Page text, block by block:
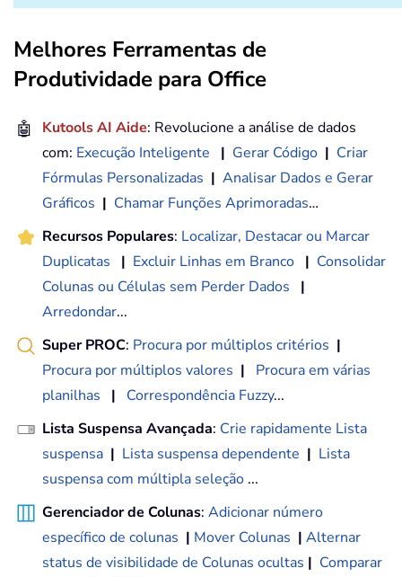
Melhores Ferramentas de
Produtividade para Office
🤖 Kutools AI Aide: Revolucione a análise de dados
com: Execução Inteligente | Gerar Código | Criar
Fórmulas Personalizadas | Analisar Dados e Gerar
Gráficos | Chamar Funções Aprimoradas…
Recursos Populares: Localizar, Destacar ou Marcar
Duplicatas
| Excluir Linhas em Branco | Consolidar
Colunas ou Células sem Perder Dados
|
Arredondar...
Super PROC: Procura por múltiplos critérios |
Procura por múltiplos valores |
Procura em várias
planilhas
| Correspondência Fuzzy...
Lista Suspensa Avançada: Crie rapidamente Lista
suspensa | Lista suspensa dependente | Lista
suspensa com múltipla seleção ...
Gerenciador de Colunas: Adicionar número
específico de colunas | Mover Colunas | Alternar
status de visibilidade de Colunas ocultas | Comparar